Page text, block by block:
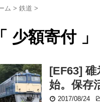
ム > 鉄道 >
「 少額寄付
[EF63]
始。保存
2017/08/24